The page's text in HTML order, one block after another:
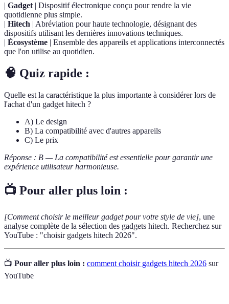
| Gadget | Dispositif électronique conçu pour rendre la vie
quotidienne plus simple.
| Hitech | Abréviation pour haute technologie, désignant des
dispositifs utilisant les dernières innovations techniques.
| Écosystème | Ensemble des appareils et applications interconnectés
que l'on utilise au quotidien.
🧠 Quiz rapide :
Quelle est la caractéristique la plus importante à considérer lors de
l'achat d'un gadget hitech ?
A) Le design
B) La compatibilité avec d'autres appareils
C) Le prix
Réponse : B — La compatibilité est essentielle pour garantir une
expérience utilisateur harmonieuse.
📺 Pour aller plus loin :
[Comment choisir le meilleur gadget pour votre style de vie], une
analyse complète de la sélection des gadgets hitech. Recherchez sur
YouTube : "choisir gadgets hitech 2026".
📺 Pour aller plus loin : comment choisir gadgets hitech 2026 sur
YouTube